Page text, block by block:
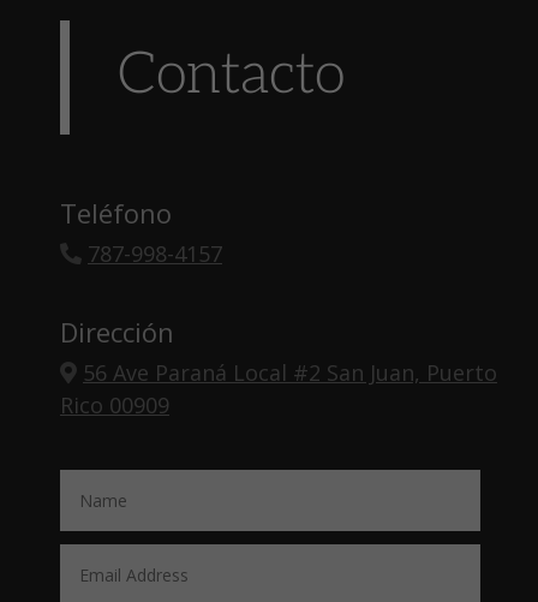
Contacto
Teléfono
787-998-4157
Dirección
56 Ave Paraná Local #2 San Juan, Puerto
Rico 00909